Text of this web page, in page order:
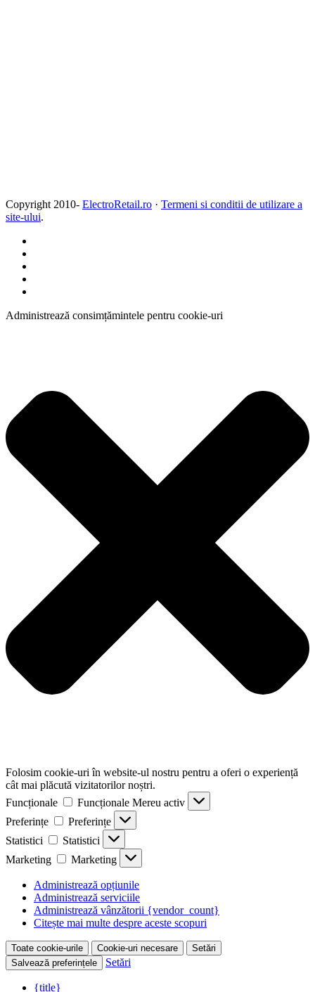
Copyright 2010- ElectroRetail.ro · Termeni si conditii de utilizare a
site-ului.
Administrează consimțămintele pentru cookie-uri
Folosim cookie-uri în website-ul nostru pentru a oferi o experiență
cât mai plăcută vizitatorilor noștri.
Funcționale
Funcționale Mereu activ
Preferințe
Preferințe
Statistici
Statistici
Marketing
Marketing
Administrează opțiunile
Administrează serviciile
Administrează vânzătorii {vendor_count}
Citește mai multe despre aceste scopuri
Toate cookie-urile Cookie-uri necesare
Setări
Salvează preferințele
Setări
{title}